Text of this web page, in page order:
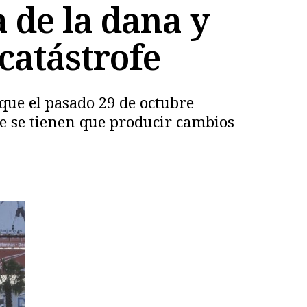
de la dana y
el pasado 29 de octubre
se tienen que producir cambios